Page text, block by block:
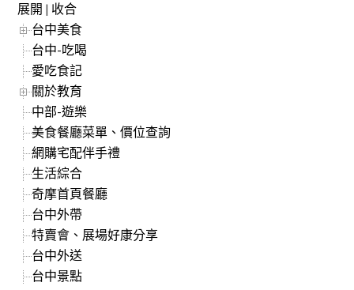
展開 | 收合
台中美食
台中-吃喝
愛吃食記
關於教育
中部-遊樂
美食餐廳菜單、價位查詢
網購宅配伴手禮
生活綜合
奇摩首頁餐廳
台中外帶
特賣會、展場好康分享
台中外送
台中景點